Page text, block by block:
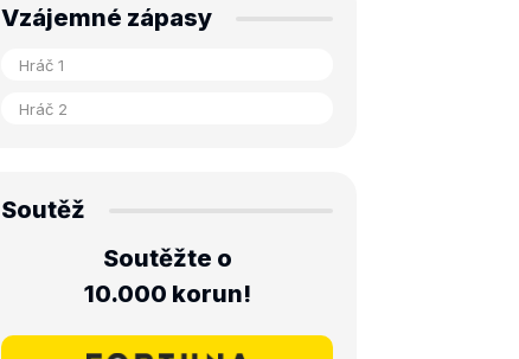
Vzájemné zápasy
Soutěž
Soutěžte o
10.000 korun!